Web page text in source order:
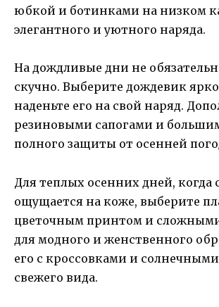
юбкой и ботинками на низком
элегантного и уютного наряда.
На дождливые дни не
скучно. Выберите дождевик
наденьте его на свой наряд.
резиновыми сапогами и
полного защиты от осенней
Для теплых осенних дней, когда
ощущается на коже, выберите
цветочным принтом и
для модного и женственного
его с кроссовками и
свежего вида.